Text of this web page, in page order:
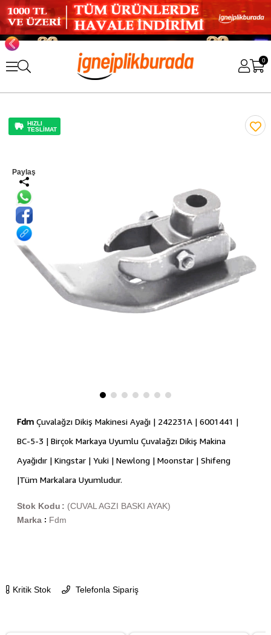
0
HIZLI
TESLİMAT
Paylaş
FdmÇuvalağzı Dikiş Makinesi Ayağı | 242231A | 6001441 |
BC-5-3 | Birçok Markaya Uyumlu Çuvalağzı Dikiş Makina
Ayağıdır | Kingstar | Yuki | Newlong | Moonstar | Shifeng
|Tüm Markalara Uyumludur.
(CUVAL AGZI BASKI AYAK)
Stok Kodu
Marka : Fdm
Kritik Stok Telefonla Sipariş